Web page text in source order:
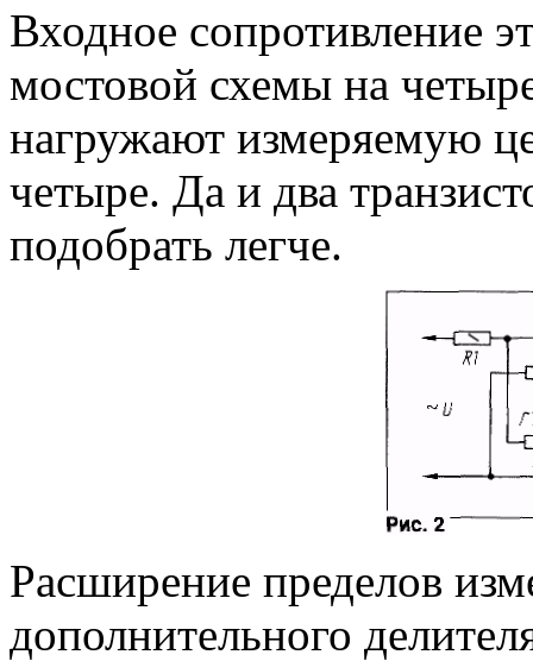
Входное сопротивление
мостовой схемы на
нагружают измеряемую
четыре. Да и два
подобрать легче.
Расширение пределов
дополнительного